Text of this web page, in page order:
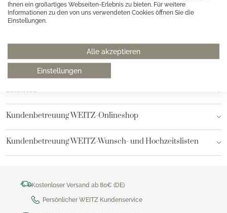
Ihnen ein großartiges Webseiten-Erlebnis zu bieten. Für weitere
Informationen zu den von uns verwendeten Cookies öffnen Sie die
Einstellungen.
Alle akzeptieren
Einstellungen
Hannover
Hamburg AEZ
Bielefeld
Kundenbetreuung WEITZ-Onlineshop
Kundenbetreuung WEITZ-Wunsch- und Hochzeitslisten
Kostenloser Versand ab 80€ (DE)
Persönlicher WEITZ Kundenservice